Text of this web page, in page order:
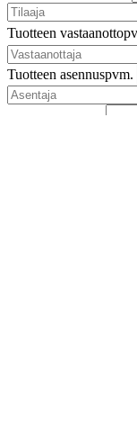
Tuotteen
Tuotteen asennuspvm.